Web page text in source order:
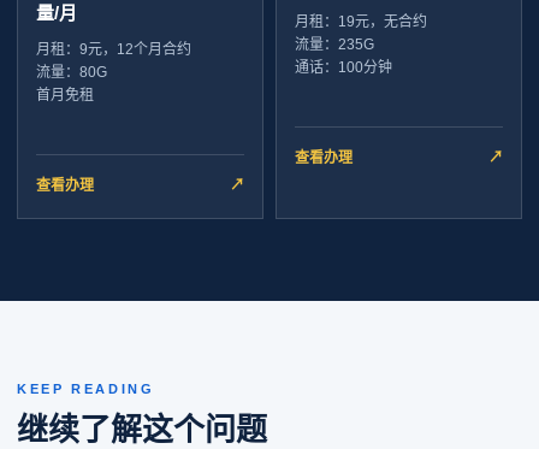
量/月
月租：9元，12个月合约
流量：80G
首月免租
查看办理 ↗
月租：19元，无合约
流量：235G
通话：100分钟
查看办理 ↗
KEEP READING
继续了解这个问题